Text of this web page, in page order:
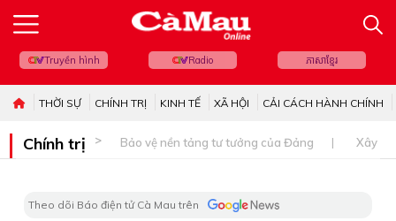
Truyền hình Radio ភាសាខ្មែរ
THỜI SỰ CHÍNH TRỊ KINH TẾ XÃ HỘI CẢI CÁCH HÀNH CHÍNH
Chính trị Bảo vệ nền tảng tư tưởng của Đảng Xây
Theo dõi Báo điện tử Cà Mau trên